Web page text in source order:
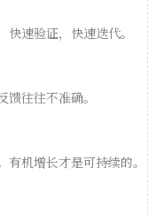
速验证，快速迭代。
往往不准确。
机增长才是可持续的。